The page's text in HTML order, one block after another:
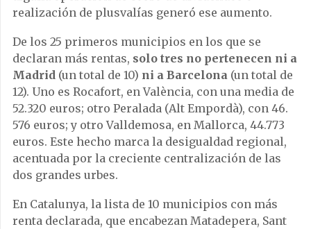
realización de plusvalías generó ese aumento.
De los 25 primeros municipios en los que se
declaran más rentas, solo tres no pertenecen ni a
Madrid (un total de 10) ni a Barcelona (un total de
12). Uno es Rocafort, en València, con una media de
52.320 euros; otro Peralada (Alt Empordà), con 46.
576 euros; y otro Valldemosa, en Mallorca, 44.773
euros. Este hecho marca la desigualdad regional,
acentuada por la creciente centralización de las
dos grandes urbes.
En Catalunya, la lista de 10 municipios con más
renta declarada, que encabezan Matadepera, Sant